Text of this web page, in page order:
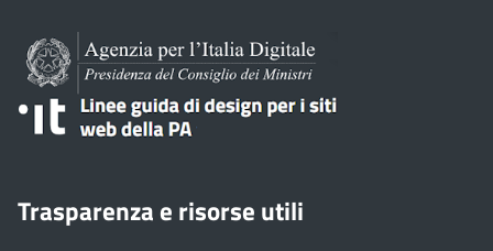
Trasparenza e risorse utili